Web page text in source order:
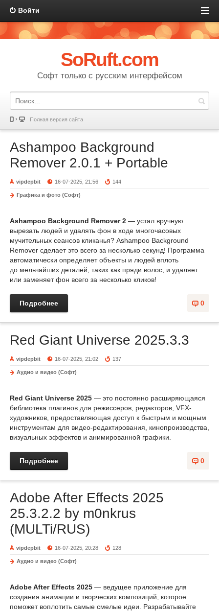
Войти
SoRuft.com
Софт только с русским интерфейсом
Полная версия сайта
Ashampoo Background
Remover 2.0.1 + Portable
vipdepbit 16-07-2025, 21:56 144
Графика и фото (Софт)
Ashampoo Background Remover 2 — устал вручную
вырезать людей и удалять фон в ходе многочасовых
мучительных сеансов кликанья? Ashampoo Background
Remover сделает это всего за несколько секунд! Программа
автоматически определяет объекты и людей вплоть
до мельчайших деталей, таких как пряди волос, и удаляет
или заменяет фон всего за несколько кликов!
0
Подробнее
Red Giant Universe 2025.3.3
vipdepbit 16-07-2025, 21:02 137
Аудио и видео (Софт)
Red Giant Universe 2025 — это постоянно расширяющаяся
библиотека плагинов для режиссеров, редакторов, VFX-
художников, предоставляющая доступ к быстрым и мощным
инструментам для видео-редактирования, кинопроизводства,
визуальных эффектов и анимированной графики.
0
Подробнее
Adobe After Effects 2025
25.3.2.2 by m0nkrus
(MULTi/RUS)
vipdepbit 16-07-2025, 20:28 128
Аудио и видео (Софт)
Adobe After Effects 2025 — ведущее приложение для
создания анимации и творческих композиций, которое
поможет воплотить самые смелые идеи. Разрабатывайте